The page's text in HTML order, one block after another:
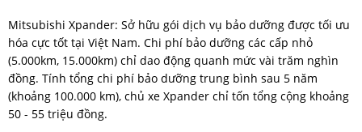
Mitsubishi Xpander: Sở hữu gói dịch vụ bảo dưỡng được tối ưu
hóa cực tốt tại Việt Nam. Chi phí bảo dưỡng các cấp nhỏ
(5.000km, 15.000km) chỉ dao động quanh mức vài trăm nghìn
đồng. Tính tổng chi phí bảo dưỡng trung bình sau 5 năm
(khoảng 100.000 km), chủ xe Xpander chỉ tốn tổng cộng khoảng
50 - 55 triệu đồng.